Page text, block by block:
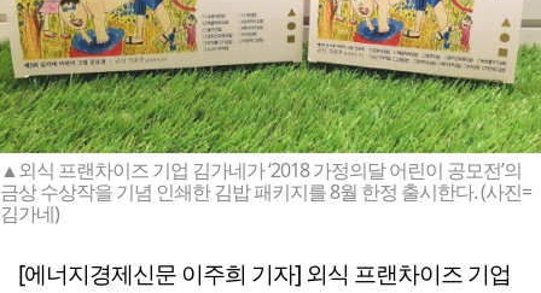
▲외식 프랜차이즈 기업 김가네가 ‘2018 가정의달 어린이 공모전’의
금상 수상작을 기념 인쇄한 김밥 패키지를 8월 한정 출시한다. (사진=
김가네)
[에너지경제신문 이주희 기자] 외식 프랜차이즈 기업